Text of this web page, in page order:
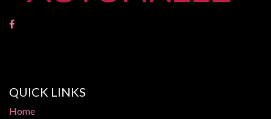
QUICK LINKS
Home